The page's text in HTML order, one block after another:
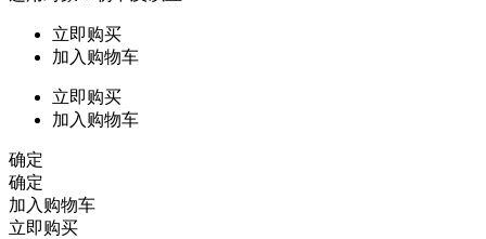
立即购买
加入购物车
立即购买
加入购物车
确定
确定
加入购物车
立即购买